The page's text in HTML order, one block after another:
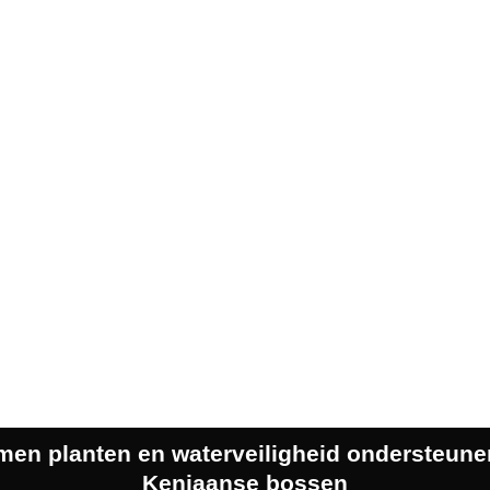
planten en waterveiligheid
Keniaanse bossen